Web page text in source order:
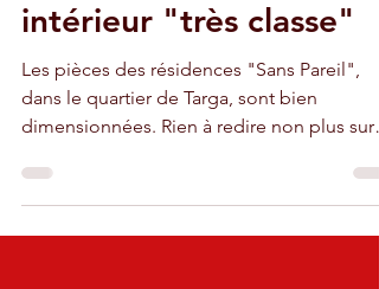
De belles pièces, un
intérieur "très classe"
Les pièces des résidences "Sans Pareil",
dans le quartier de Targa, sont bien
dimensionnées. Rien à redire non plus sur
les finitions.